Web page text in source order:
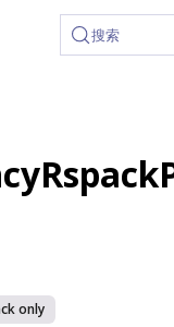
is
搜索
only